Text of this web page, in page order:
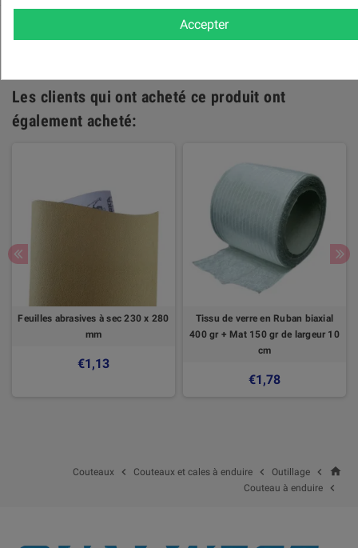

Les clients qui ont acheté ce produit ont
également acheté:
Feuilles abrasives à sec 230 x 280
mm
€1,13
Tissu de verre en Ruban biaxial
400 gr + Mat 150 gr de largeur 10
cm
€1,78
home

Outillage

Couteaux et cales à enduire

Couteaux

Couteau à enduire
Accepter